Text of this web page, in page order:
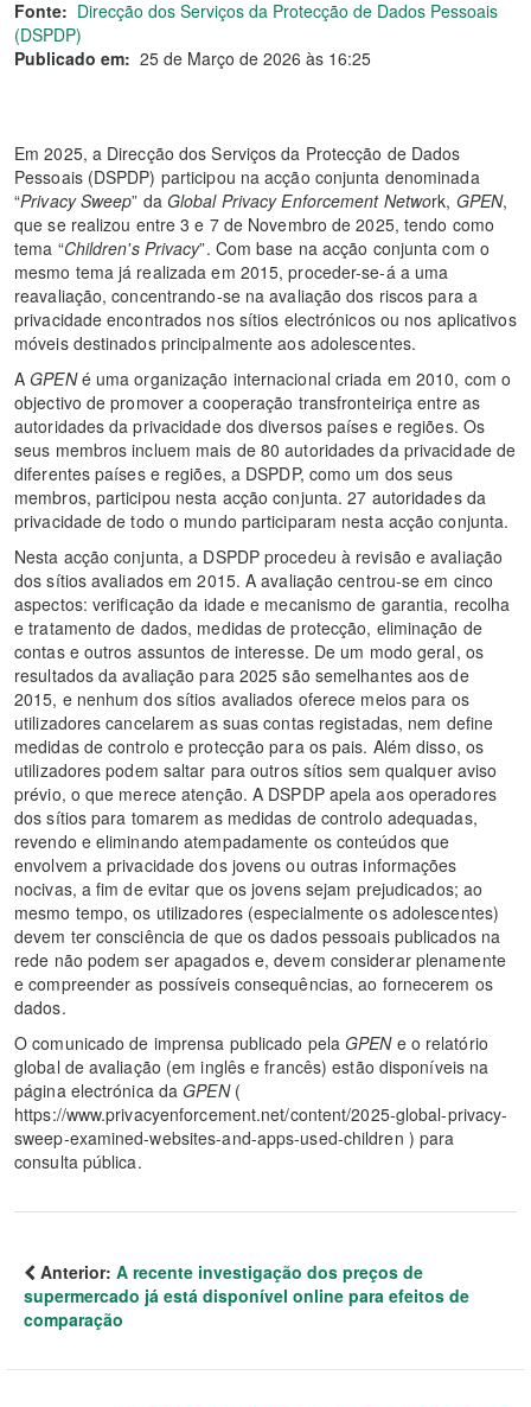
Fonte: Direcção dos Serviços da Protecção de Dados Pessoais
(DSPDP)
Publicado em: 25 de Março de 2026 às 16:25
Em 2025, a Direcção dos Serviços da Protecção de Dados
Pessoais (DSPDP) participou na acção conjunta denominada
“Privacy Sweep” da Global Privacy Enforcement Network, GPEN,
que se realizou entre 3 e 7 de Novembro de 2025, tendo como
tema “Children's Privacy”. Com base na acção conjunta com o
mesmo tema já realizada em 2015, proceder-se-á a uma
reavaliação, concentrando-se na avaliação dos riscos para a
privacidade encontrados nos sítios electrónicos ou nos aplicativos
móveis destinados principalmente aos adolescentes.
AGPENé uma organização internacional criada em 2010, com o
objectivo de promover a cooperação transfronteiriça entre as
autoridades da privacidade dos diversos países e regiões. Os
seus membros incluem mais de 80 autoridades da privacidade de
diferentes países e regiões, a DSPDP, como um dos seus
membros, participou nesta acção conjunta. 27 autoridades da
privacidade de todo o mundo participaram nesta acção conjunta.
Nesta acção conjunta, a DSPDP procedeu à revisão e avaliação
dos sítios avaliados em 2015. A avaliação centrou-se em cinco
aspectos: verificação da idade e mecanismo de garantia, recolha
e tratamento de dados, medidas de protecção, eliminação de
contas e outros assuntos de interesse. De um modo geral, os
resultados da avaliação para 2025 são semelhantes aos de
2015, e nenhum dos sítios avaliados oferece meios para os
utilizadores cancelarem as suas contas registadas, nem define
medidas de controlo e protecção para os pais. Além disso, os
utilizadores podem saltar para outros sítios sem qualquer aviso
prévio, o que merece atenção. A DSPDP apela aos operadores
dos sítios para tomarem as medidas de controlo adequadas,
revendo e eliminando atempadamente os conteúdos que
envolvem a privacidade dos jovens ou outras informações
nocivas, a fim de evitar que os jovens sejam prejudicados; ao
mesmo tempo, os utilizadores (especialmente os adolescentes)
devem ter consciência de que os dados pessoais publicados na
rede não podem ser apagados e, devem considerar plenamente
e compreender as possíveis consequências, ao fornecerem os
dados.
O comunicado de imprensa publicado pela GPENe o relatório
global de avaliação (em inglês e francês) estão disponíveis na
página electrónica daGPEN(
https://www.privacyenforcement.net/content/2025-global-privacy-
sweep-examined-websites-and-apps-used-children ) para
consulta pública.
Anterior: A recente investigação dos preços de
supermercado já está disponível online para efeitos de
comparação